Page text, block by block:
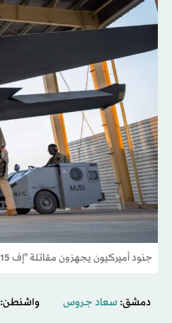
جنود أميركيون يجهزون مقاتلة "إف 15إي" بالذخائر قبيل انطلاقها لضرب أهداف ل"داعش" في سوريا الجمعة (أ.ف.ب)
دمشق: سعاد جروس واشنطن: